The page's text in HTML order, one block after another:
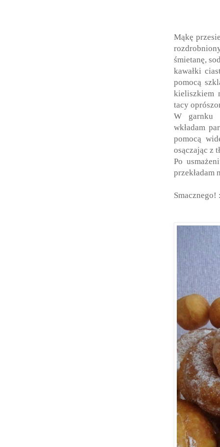
Mąkę
śmietanę,
kawałki
pomocą
kieliszkiem
tacy
W garnku
wkładam
pomocą
osączając z
Po
przekładam
Smacznego!